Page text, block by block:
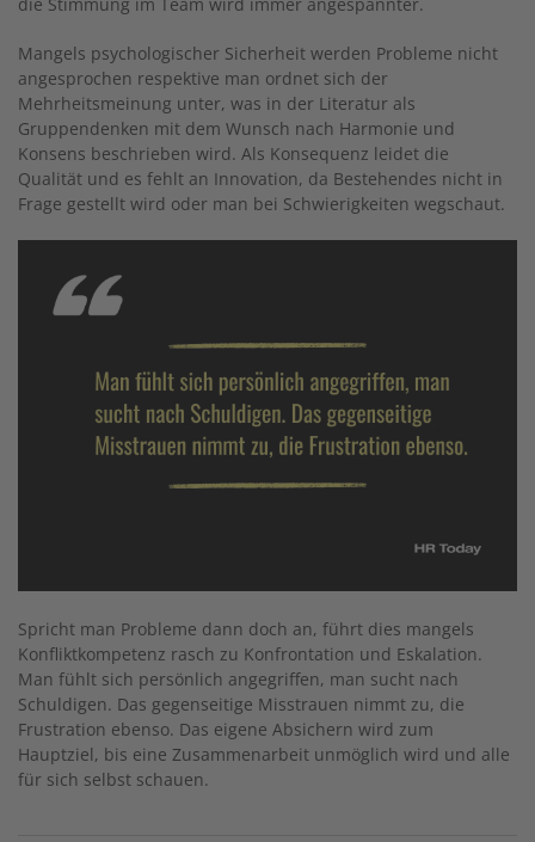
Mangels psychologischer Sicherheit werden Probleme nicht
angesprochen respektive man ordnet sich der
Mehrheitsmeinung unter, was in der Literatur als
Gruppendenken mit dem Wunsch nach Harmonie und
Konsens beschrieben wird. Als Konsequenz leidet die
Qualität und es fehlt an Innovation, da Bestehendes nicht in
Frage gestellt wird oder man bei Schwierigkeiten wegschaut.
Spricht man Probleme dann doch an, führt dies mangels
Konfliktkompetenz rasch zu Konfrontation und Eskalation.
Man fühlt sich persönlich angegriffen, man sucht nach
Schuldigen. Das gegenseitige Misstrauen nimmt zu, die
Frustration ebenso. Das eigene Absichern wird zum
Hauptziel, bis eine Zusammenarbeit unmöglich wird und alle
für sich selbst schauen.